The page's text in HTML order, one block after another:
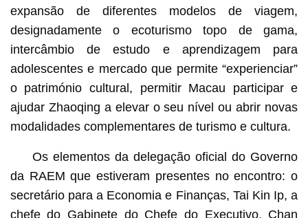
expansão de diferentes modelos de viagem,
designadamente o ecoturismo topo de gama,
intercâmbio de estudo e aprendizagem para
adolescentes e mercado que permite “experienciar”
o património cultural, permitir Macau participar e
ajudar Zhaoqing a elevar o seu nível ou abrir novas
modalidades complementares de turismo e cultura.
Os elementos da delegação oficial do Governo
da RAEM que estiveram presentes no encontro: o
secretário para a Economia e Finanças, Tai Kin Ip, a
chefe do Gabinete do Chefe do Executivo, Chan